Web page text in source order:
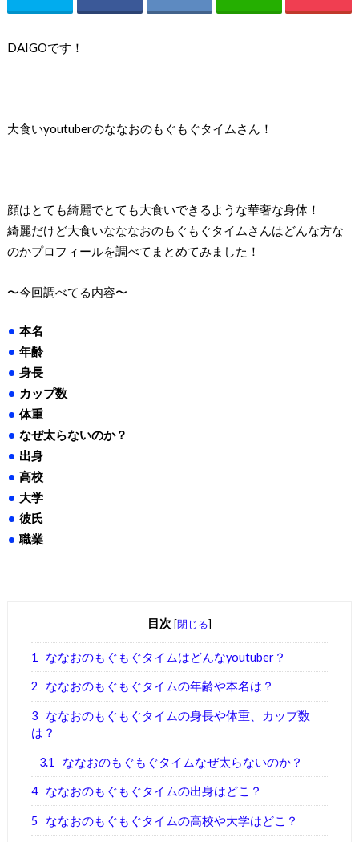
DAIGOです！
大食いyoutuberのななおのもぐもぐタイムさん！
顔はとても綺麗でとても大食いできるような華奢な身体！
綺麗だけど大食いなななおのもぐもぐタイムさんはどんな方な
のかプロフィールを調べてまとめてみました！
〜今回調べてる内容〜
本名
年齢
身長
カップ数
体重
なぜ太らないのか？
出身
高校
大学
彼氏
職業
目次 [閉じる]
1 ななおのもぐもぐタイムはどんなyoutuber？
2 ななおのもぐもぐタイムの年齢や本名は？
3
ななおのもぐもぐタイムの身長や体重、カップ数
は？
3.1 ななおのもぐもぐタイムなぜ太らないのか？
4 ななおのもぐもぐタイムの出身はどこ？
5 ななおのもぐもぐタイムの高校や大学はどこ？